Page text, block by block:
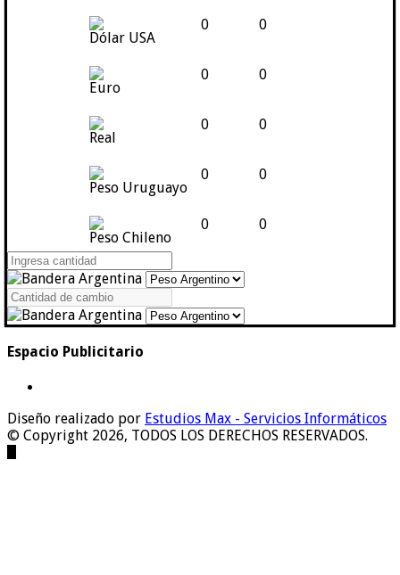
Dólar USA
0 0
Euro
0 0
Real
0 0
Peso Uruguayo
0 0
Peso Chileno
0 0
Espacio Publicitario
Diseño realizado por Estudios Max - Servicios Informáticos
© Copyright 2026, TODOS LOS DERECHOS RESERVADOS.